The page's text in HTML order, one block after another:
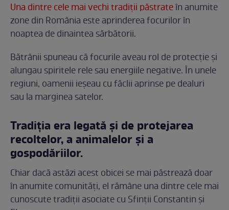
Una dintre cele mai vechi tradiții păstrateîn anumite
zone din România este aprinderea focurilor în
noaptea de dinaintea sărbătorii.
Bătrânii spuneau că focurile aveau rol de protecție și
alungau spiritele rele sau energiile negative. În unele
regiuni, oamenii ieșeau cu făclii aprinse pe dealuri
sau la marginea satelor.
Tradiția era legată și de protejarea
recoltelor, a animalelor și a
gospodăriilor.
Chiar dacă astăzi acest obicei se mai păstrează doar
în anumite comunități, el rămâne una dintre cele mai
cunoscute tradiții asociate cu Sfinții Constantin și